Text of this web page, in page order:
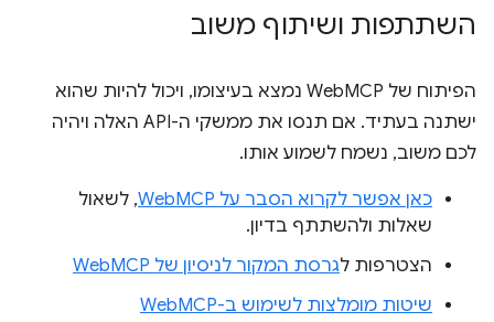
השתתפות ושיתוף משוב
הפיתוח של WebMCP נמצא בעיצומו, ויכול להיות שהוא
ישתנה בעתיד. אם תנסו את ממשקי ה-API האלה ויהיה
לכם משוב, נשמח לשמוע אותו.
כאן אפשר לקרוא הסבר על WebMCP
, לשאול
שאלות ולהשתתף בדיון.
הצטרפות לגרסת המקור לניסיון של WebMCP
שיטות מומלצות לשימוש ב-WebMCP